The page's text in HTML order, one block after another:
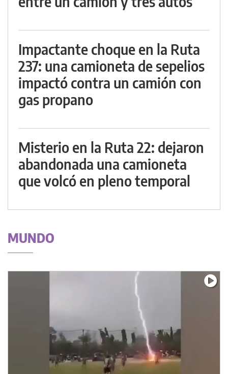
Impactante choque en la Ruta
237: una camioneta de sepelios
impactó contra un camión con
gas propano
Misterio en la Ruta 22: dejaron
abandonada una camioneta
que volcó en pleno temporal
MUNDO